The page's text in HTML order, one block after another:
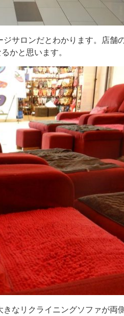
サロンだとわかります。店舗
かと思います。
なリクライニングソファが両